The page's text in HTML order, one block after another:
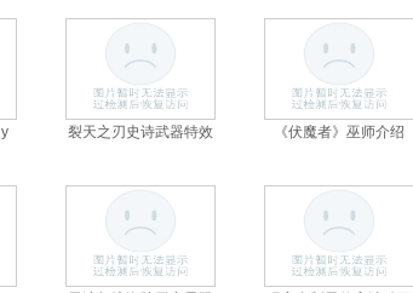
裂天之刃史诗武器特效 《伏魔者》巫师介绍